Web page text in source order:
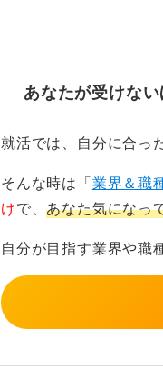
ということではなく、
あなたが受けな
就活では、自分に合っ
そんな時は「 業界＆職
けで、あなた気になっ
自分が目指す業界や職